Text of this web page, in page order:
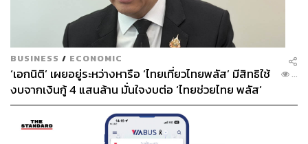
BUSINESS / ECONOMIC
‘เอกนิติ’ เผยอยู่ระหว่างหารือ ‘ไทยเที่ยวไทยพลัส’ มีสิทธิใช้
งบจากเงินกู้ 4 แสนล้าน มั่นใจงบต่อ ‘ไทยช่วยไทย พลัส’
เฟส 2 มีเพียงพอ
...